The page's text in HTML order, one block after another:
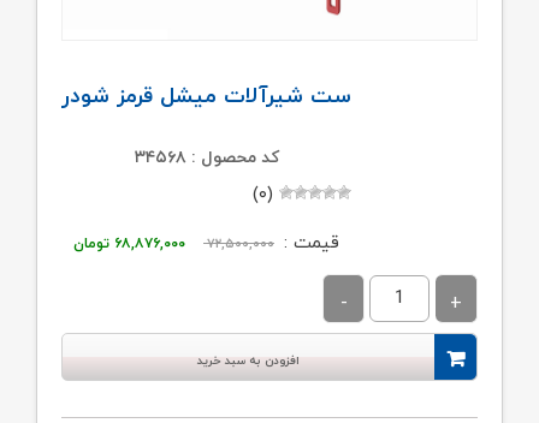
ست شیرآلات میشل قرمز شودر
کد محصول : ۳۴۵۶۸
(۰)
قیمت : ۷۲,۵۰۰,۰۰۰
قیمت
۶۸,۸۷۶,۰۰۰ تومان
افزودن به سبد خرید